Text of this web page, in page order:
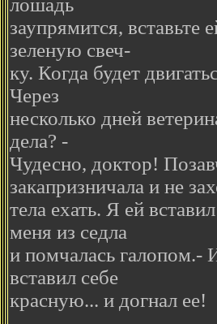
лошадь
заупрямится, вставьте
зеленую свеч-
ку. Когда будет
Через
несколько дней
дела? -
Чудесно, доктор!
закапризничала и не
тела ехать. Я ей
меня из седла
и помчалась галопом.-
вставил себе
красную... и догнал ее!